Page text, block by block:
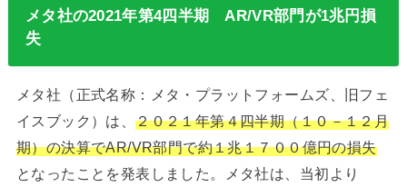
メタ社の2021年第4四半期 AR/VR部門が1兆円損
失
メタ社（正式名称：メタ・プラットフォームズ、旧フェ
イスブック）は、２０２１年第４四半期（１０－１２月
期）の決算でAR/VR部門で約１兆１７００億円の損失
となったことを発表しました。メタ社は、当初より